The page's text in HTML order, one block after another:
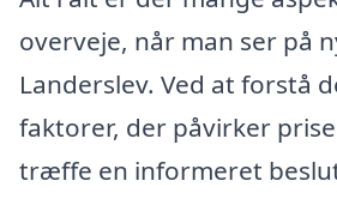
overveje, når man ser på
Landerslev. Ved at forstå
faktorer, der påvirker
træffe en informeret